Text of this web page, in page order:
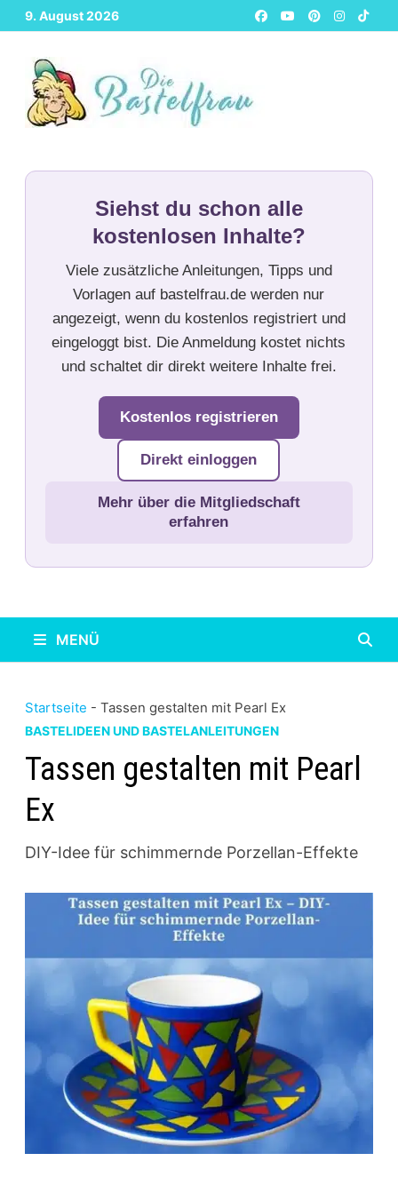
Zurück
zum
Inhalt
9. August 2026
Siehst du schon alle
kostenlosen Inhalte?
Viele zusätzliche Anleitungen, Tipps und
Vorlagen auf bastelfrau.de werden nur
angezeigt, wenn du kostenlos registriert und
eingeloggt bist. Die Anmeldung kostet nichts
und schaltet dir direkt weitere Inhalte frei.
Kostenlos registrieren
Direkt einloggen
Mehr über die Mitgliedschaft
erfahren
MENÜ
Startseite - Tassen gestalten mit Pearl Ex
BASTELIDEEN UND BASTELANLEITUNGEN
Tassen gestalten mit Pearl
Ex
DIY-Idee für schimmernde Porzellan-Effekte